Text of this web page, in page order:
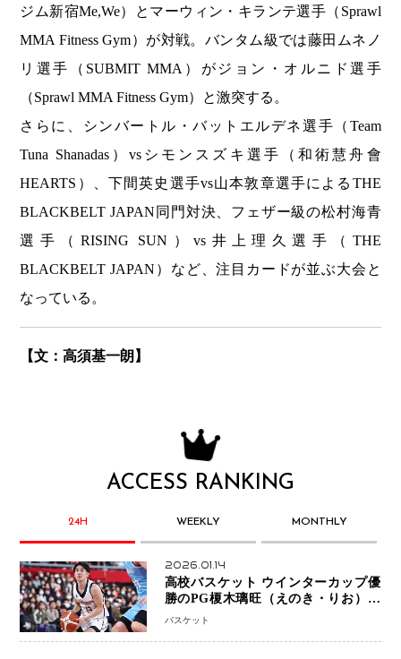
ジム新宿Me,We）とマーウィン・キランテ選手（Sprawl
MMA Fitness Gym）が対戦。バンタム級では藤田ムネノ
リ選手（SUBMIT MMA）がジョン・オルニド選手
（Sprawl MMA Fitness Gym）と激突する。
さらに、シンバートル・バットエルデネ選手（Team
Tuna Shanadas）vsシモンスズキ選手（和術慧舟會
HEARTS）、下間英史選手vs山本敦章選手によるTHE
BLACKBELT JAPAN同門対決、フェザー級の松村海青
選手（RISING SUN）vs井上理久選手（THE
BLACKBELT JAPAN）など、注目カードが並ぶ大会と
なっている。
【文：高須基一朗】
ACCESS RANKING
24H WEEKLY MONTHLY
2026.01.14
高校バスケット ウインターカップ優
勝のPG榎木璃旺（えのき・りお）が
プロの現場へ―。
バスケット